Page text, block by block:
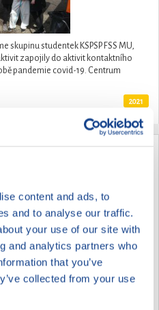
content and ads, to
and to analyse our traffic.
your use of our site with
and analytics partners who
that you’ve
collected from your use
skupinu studentek KSPSP FSS MU,
zapojily do aktivit kontaktního
pandemie covid-19. Centrum
2021